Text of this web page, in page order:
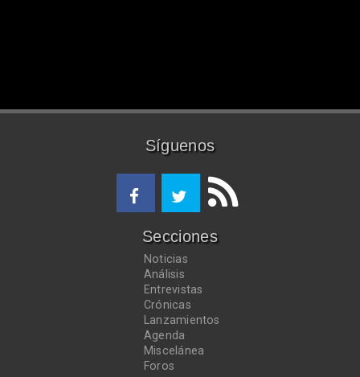
Síguenos
Secciones
Noticias
Análisis
Entrevistas
Crónicas
Lanzamientos
Agenda
Miscelánea
Foros